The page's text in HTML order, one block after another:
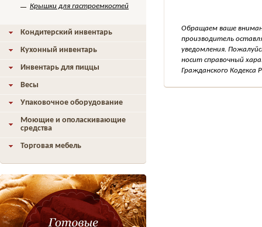
Обращаем ваше
производитель
уведомления.
носит справочный
Гражданского Кодекса
Крышки для гастроемкостей
Кондитерский инвентарь
Кухонный инвентарь
Инвентарь для пиццы
Весы
Упаковочное оборудование
Моющие и ополаскивающие
средства
Торговая мебель